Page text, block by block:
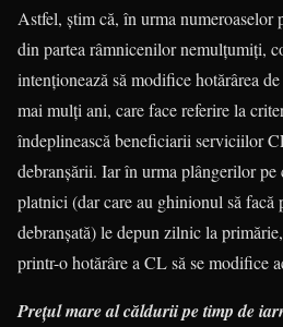
Astfel, știm că, în urma numeroaselor
din partea râmnicenilor nemulțumiți,
intențio­nează să modifice hotărârea
mai mulți ani, care face referire la
îndeplinească beneficiarii serviciilor
debranșării. Iar în urma plângerilor
platnici (dar care au ghinionul să facă
debranșată) le depun zilnic la
printr-o hotărâre a CL să se modifice
Prețul mare al căldurii pe timp de